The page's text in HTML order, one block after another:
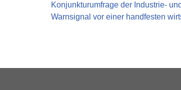
Konjunkturumfrage der Industrie-
Warnsignal vor einer handfesten